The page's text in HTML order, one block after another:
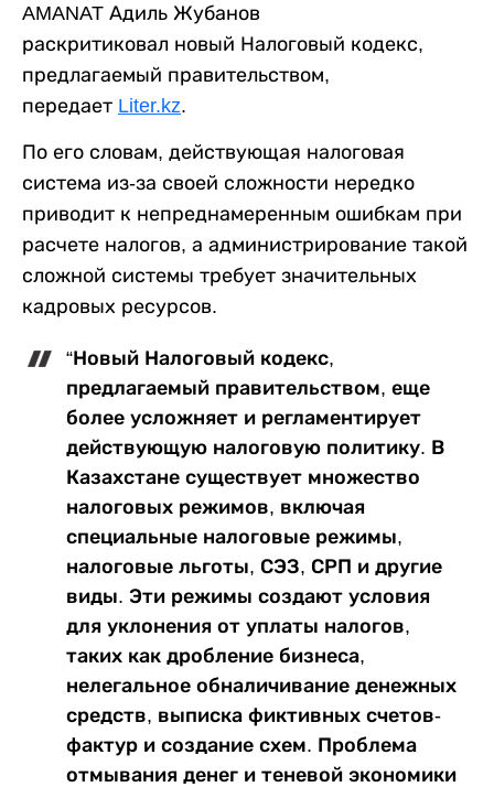
AMANAT Адиль Жубанов
раскритиковал новый Налоговый кодекс,
предлагаемый правительством,
передает Liter.kz.
По его словам, действующая налоговая
система из-за своей сложности нередко
приводит к непреднамеренным ошибкам при
расчете налогов, а администрирование такой
сложной системы требует значительных
кадровых ресурсов.
“Новый Налоговый кодекс,
предлагаемый правительством, еще
более усложняет и регламентирует
действующую налоговую политику. В
Казахстане существует множество
налоговых режимов, включая
специальные налоговые режимы,
налоговые льготы, СЭЗ, СРП и другие
виды. Эти режимы создают условия
для уклонения от уплаты налогов,
таких как дробление бизнеса,
нелегальное обналичивание денежных
средств, выписка фиктивных счетов-
фактур и создание схем. Проблема
отмывания денег и теневой экономики